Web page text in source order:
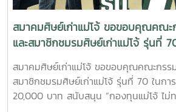
สมาคมศิษย์เก่าแม่โจ้ ขอขอบคุณคณะ
และสมาชิกชมรมศิษย์เก่าแม่โจ้ รุ่นที่
สมาคมศิษย์เก่าแม่โจ้ ขอขอบคุณคณะกรร
สมาชิกชมรมศิษย์เก่าแม่โจ้ รุ่นที่ 70 ในกา
20,000 บาท สนับสนุน “กองทุนแม่โจ้ ไม่